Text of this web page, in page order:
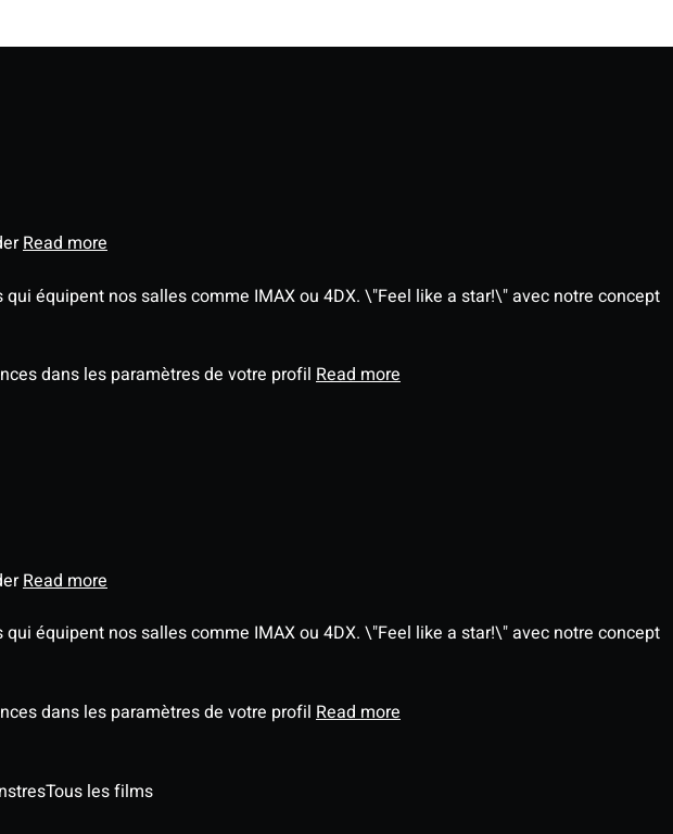
Read more
équipent nos salles comme IMAX ou 4DX. \"Feel like a star!\" avec notre concept
dans les paramètres de votre profil Read more
Read more
équipent nos salles comme IMAX ou 4DX. \"Feel like a star!\" avec notre concept
dans les paramètres de votre profil Read more
Tous les films